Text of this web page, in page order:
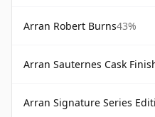
Arran Robert Burns43%
Arran Sauternes Cask
Arran Signature Series